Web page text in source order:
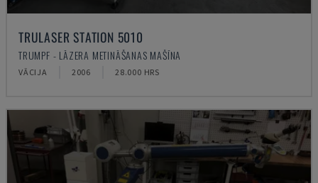
TRULASER STATION 5010
TRUMPF - LĀZERA METINĀŠANAS MAŠĪNA
VĀCIJA 2006 28.000 HRS